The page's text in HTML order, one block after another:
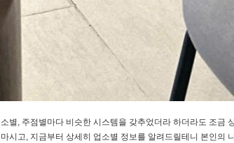
, 주점별마다 비슷한 시스템을 갖추었더라 하더라도 조금
시고, 지금부터 상세히 업소별 정보를 알려드릴테니 본인의